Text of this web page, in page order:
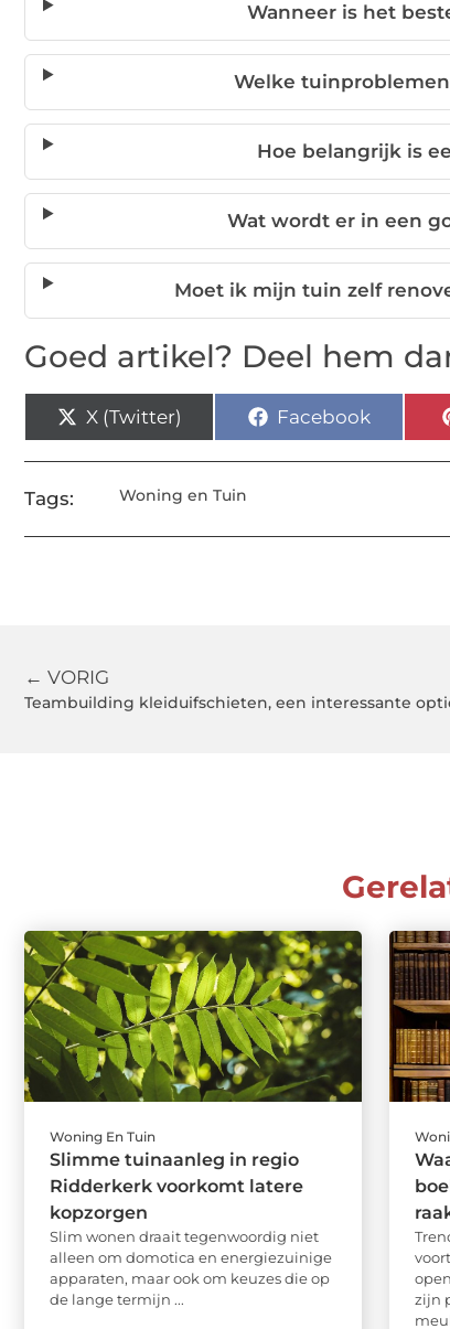
Wanneer is het
Welke
Hoe belangrijk is
Wat wordt er in een
Moet ik mijn tuin zelf
Goed artikel? Deel hem
X (Twitter) Facebook
Tags: Woning en Tuin
← VORIG
Teambuilding kleiduifschieten, een interessante
Woning En Tuin
Slimme tuinaanleg in regio
Ridderkerk voorkomt latere
kopzorgen
Slim wonen draait tegenwoordig niet
alleen om domotica en energiezuinige
apparaten, maar ook om keuzes die op
de lange termijn ...
zijn